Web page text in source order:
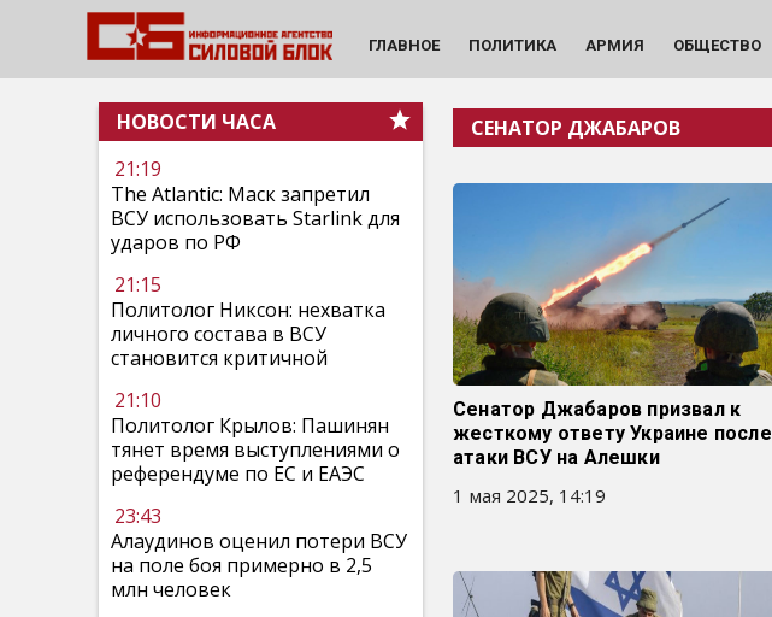
ГЛАВНОЕ ПОЛИТИКА АРМИЯ ОБЩЕСТВО
НОВОСТИ ЧАСА
21:19
The Atlantic: Маск запретил
ВСУ использовать Starlink для
ударов по РФ
21:15
Политолог Никсон: нехватка
личного состава в ВСУ
становится критичной
21:10
Политолог Крылов: Пашинян
тянет время выступлениями о
референдуме по ЕС и ЕАЭС
23:43
Алаудинов оценил потери ВСУ
на поле боя примерно в 2,5
млн человек
СЕНАТОР ДЖАБАРОВ
Сенатор Джабаров призвал к
жесткому ответу Украине после
атаки ВСУ на Алешки
1 мая 2025, 14:19